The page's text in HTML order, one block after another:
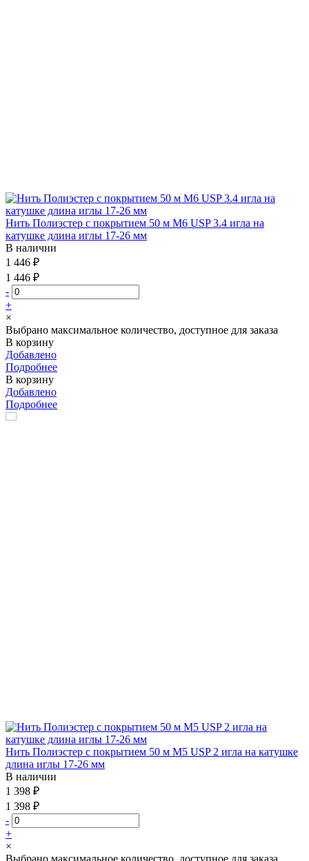
Нить Полиэстер с покрытием 50 м М6 USP 3.4 игла на
катушке длина иглы 17-26 мм
В наличии
1 446 ₽
1 446 ₽
-
+
×
Выбрано максимальное количество, доступное для заказа
В корзину
Добавлено
Подробнее
В корзину
Добавлено
Подробнее
Нить Полиэстер с покрытием 50 м М5 USP 2 игла на катушке
длина иглы 17-26 мм
В наличии
1 398 ₽
1 398 ₽
-
+
×
Выбрано максимальное количество, доступное для заказа